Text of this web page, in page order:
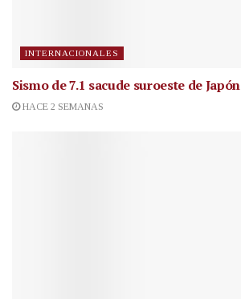
INTERNACIONALES
Sismo de 7.1 sacude suroeste de Japón
HACE 2 SEMANAS